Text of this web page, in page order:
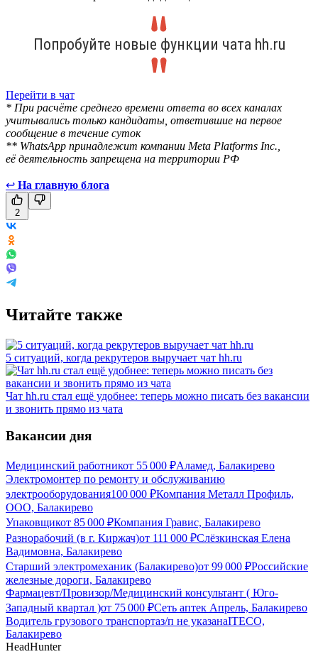
Попробуйте новые функции чата hh.ru
Перейти в чат
* При расчёте среднего времени ответа во всех каналах
учитывались только кандидаты, ответившие на первое
сообщение в течение суток
** WhatsApp принадлежит компании Meta Platforms Inc.,
её деятельность запрещена на территории РФ
↩ На главную блога
2
Читайте также
5 ситуаций, когда рекрутеров выручает чат hh.ru
Чат hh.ru стал ещё удобнее: теперь можно писать без вакансии
и звонить прямо из чата
Вакансии дня
Медицинский работникот 55 000 ₽Аламед, Балакирево
Электромонтер по ремонту и обслуживанию
электрооборудования100 000 ₽Компания Металл Профиль,
OOO, Балакирево
Упаковщикот 85 000 ₽Компания Гравис, Балакирево
Разнорабочий (в г. Киржач)от 111 000 ₽Слёзкинская Елена
Вадимовна, Балакирево
Старший электромеханик (Балакирево)от 99 000 ₽Российские
железные дороги, Балакирево
Фармацевт/Провизор/Медицинский консультант ( Юго-
Западный квартал )от 75 000 ₽Сеть аптек Апрель, Балакирево
Водитель грузового транспортаз/п не указанаITECO,
Балакирево
HeadHunter